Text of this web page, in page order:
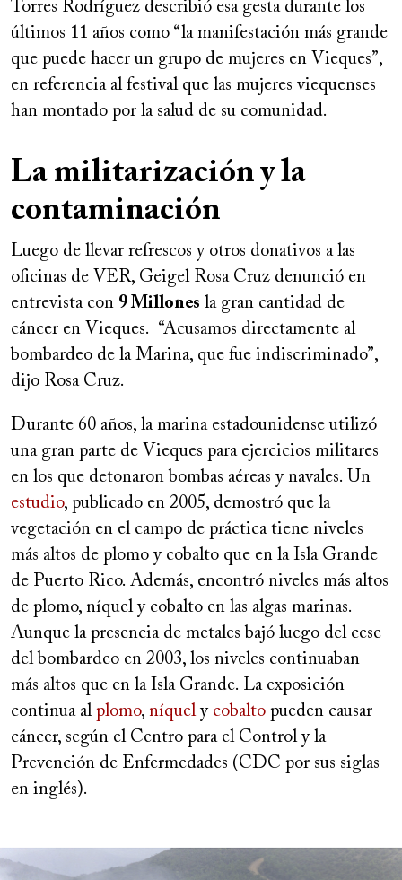
URL
Torres Rodríguez describió esa gesta durante los
últimos 11 años como “la manifestación más grande
que puede hacer un grupo de mujeres en Vieques”,
en referencia al festival que las mujeres viequenses
han montado por la salud de su comunidad.
La militarización y la
contaminación
Luego de llevar refrescos y otros donativos a las
oficinas de VER, Geigel Rosa Cruz denunció en
entrevista con 9 Millones la gran cantidad de
cáncer en Vieques. “Acusamos directamente al
bombardeo de la Marina, que fue indiscriminado”,
dijo Rosa Cruz.
Durante 60 años, la marina estadounidense utilizó
una gran parte de Vieques para ejercicios militares
en los que detonaron bombas aéreas y navales. Un
estudio, publicado en 2005, demostró que la
vegetación en el campo de práctica tiene niveles
más altos de plomo y cobalto que en la Isla Grande
de Puerto Rico. Además, encontró niveles más altos
de plomo, níquel y cobalto en las algas marinas.
Aunque la presencia de metales bajó luego del cese
del bombardeo en 2003, los niveles continuaban
más altos que en la Isla Grande. La exposición
continua al plomo, níquely cobalto pueden causar
cáncer, según el Centro para el Control y la
Prevención de Enfermedades (CDC por sus siglas
en inglés).
Image